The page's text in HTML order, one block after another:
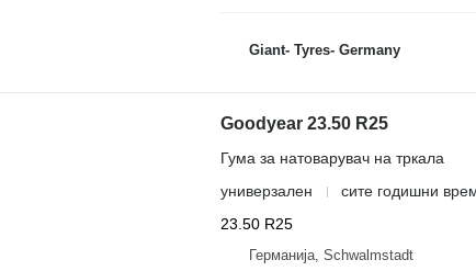
Giant- Tyres- Germany
Goodyear 23.50 R25
Гума за натоварувач на тркала
универзален
сите годишни
23.50 R25
Германија, Schwalmstadt